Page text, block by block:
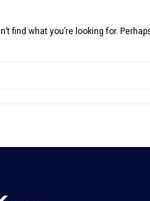
find what you’re looking for.